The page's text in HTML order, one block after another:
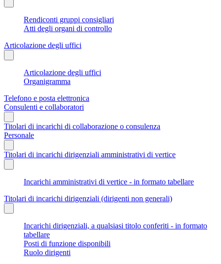
Rendiconti gruppi consigliari
Atti degli organi di controllo
Articolazione degli uffici
Articolazione degli uffici
Organigramma
Telefono e posta elettronica
Consulenti e collaboratori
Titolari di incarichi di collaborazione o consulenza
Personale
Titolari di incarichi dirigenziali amministrativi di vertice
Incarichi amministrativi di vertice - in formato tabellare
Titolari di incarichi dirigenziali (dirigenti non generali)
Incarichi dirigenziali, a qualsiasi titolo conferiti - in formato
tabellare
Posti di funzione disponibili
Ruolo dirigenti